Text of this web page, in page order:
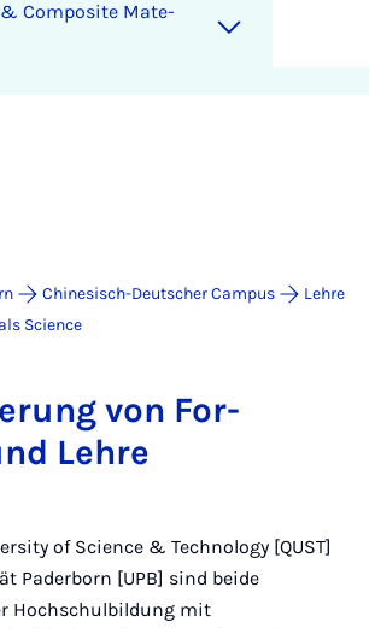
Com­po­si­te Ma­te­
Chinesisch-Deutscher Campus
Lehre
Science
von For­
Leh­re
of Science & Technology [QUST]
Paderborn [UPB] sind beide
Hochschulbildung mit